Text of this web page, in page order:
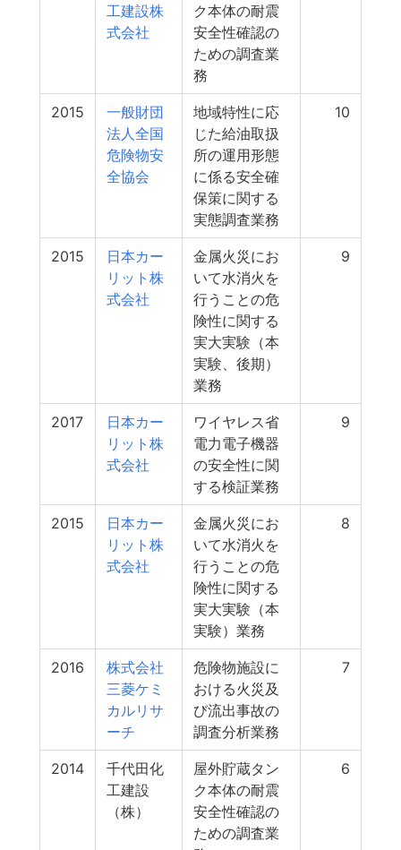
工建設株
式会社
ク本体の耐震
安全性確認の
ための調査業
務
2015
一般財団
法人全国
危険物安
全協会
地域特性に応
じた給油取扱
所の運用形態
に係る安全確
保策に関する
実態調査業務
10
2015
日本カー
リット株
式会社
金属火災にお
いて水消火を
行うことの危
険性に関する
実大実験（本
実験、後期）
業務
9
2017
日本カー
リット株
式会社
ワイヤレス省
電力電子機器
の安全性に関
する検証業務
9
2015
日本カー
リット株
式会社
金属火災にお
いて水消火を
行うことの危
険性に関する
実大実験（本
実験）業務
8
2016
株式会社
三菱ケミ
カルリサ
ーチ
危険物施設に
おける火災及
び流出事故の
調査分析業務
7
2014
千代田化
工建設
（株）
屋外貯蔵タン
ク本体の耐震
安全性確認の
ための調査業
6